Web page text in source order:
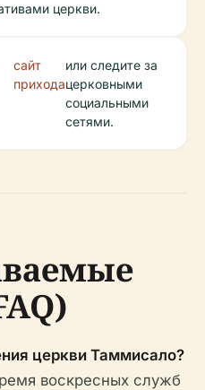
церкви.
сайт
прихода
или следите за
церковными
социальными
сетями.
церкви Таммисало?
воскресных служб